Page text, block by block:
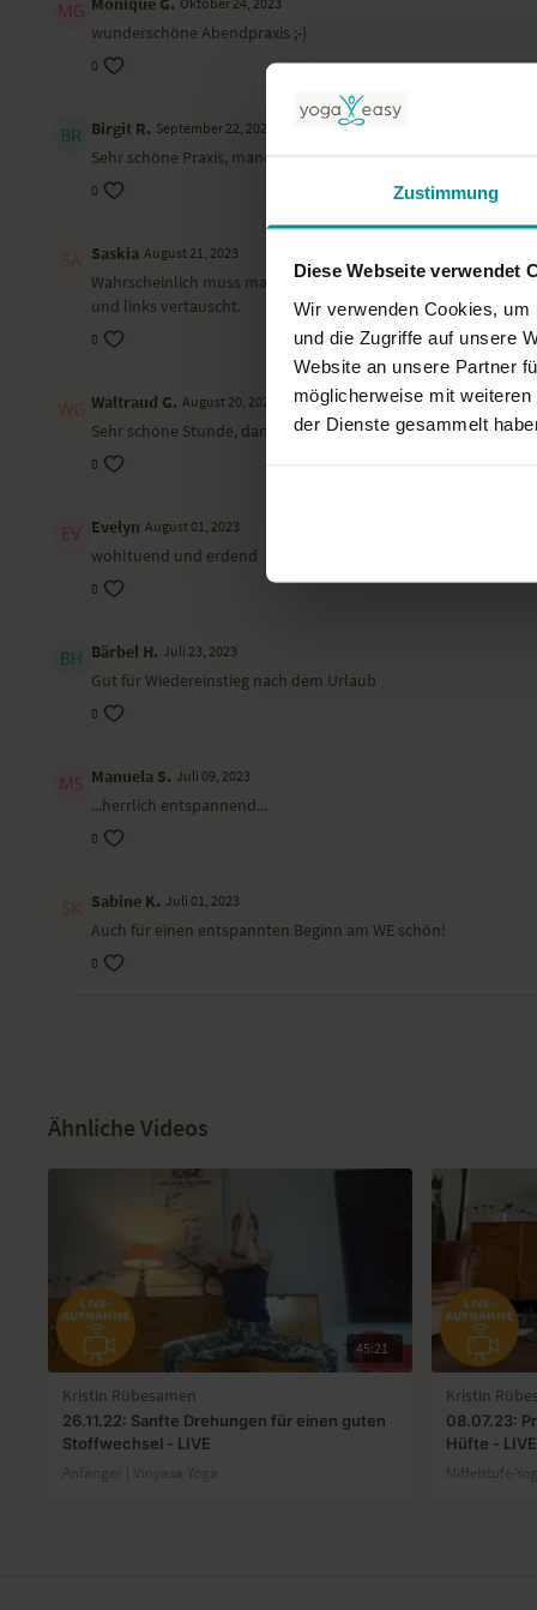
Zustimmung
Diese Webseite verwendet
Wir verwenden Cookies,
und die Zugriffe auf unsere
Website an unsere Partner
möglicherweise mit
der Dienste gesammelt
wunderschöne Abendpraxis ;-)
0
Birgit R. September 22, 2023
Sehr schöne Praxis, manchmal war es etwas schwierig zu
0
Saskia August 21, 2023
Wahrscheinlich muss man mit Kristin schon ein paar mal
und links vertauscht.
0
Waltraud G. August 20, 2023
Sehr schöne Stunde, danke
0
Evelyn August 01, 2023
wohltuend und erdend
0
Bärbel H. Juli 23, 2023
Gut für Wiedereinstieg nach dem Urlaub
0
Manuela S. Juli 09, 2023
...herrlich entspannend...
0
Sabine K. Juli 01, 2023
Auch für einen entspannten Beginn am WE schön!
0
Ähnliche Videos
45:21
Kristin Rübesamen
26.11.22: Sanfte Drehungen für einen guten
Stoffwechsel - LIVE
Anfänger | Vinyasa Yoga
Kristin
08.07.23:
Hüfte - LIVE
Mittelstufe-